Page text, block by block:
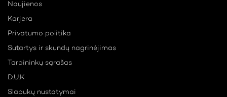
Naujienos
Karjera
Privatumo politika
Sutartys ir skundų nagrinėjimas
Tarpininkų sąrašas
D.U.K
Slapukų nustatymai